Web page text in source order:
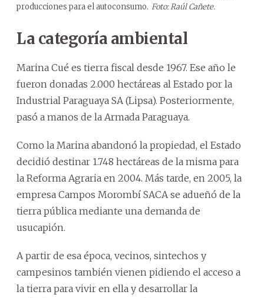
producciones para el autoconsumo. Foto: Raúl Cañete.
La categoría ambiental
Marina Cué es tierra fiscal desde 1967. Ese año le
fueron donadas 2.000 hectáreas al Estado por la
Industrial Paraguaya SA (Lipsa). Posteriormente,
pasó a manos de la Armada Paraguaya.
Como la Marina abandonó la propiedad, el Estado
decidió destinar 1.748 hectáreas de la misma para
la Reforma Agraria en 2004. Más tarde, en 2005, la
empresa Campos Morombí SACA se adueñó de la
tierra pública mediante una demanda de
usucapión.
A partir de esa época, vecinos, sintechos y
campesinos también vienen pidiendo el acceso a
la tierra para vivir en ella y desarrollar la